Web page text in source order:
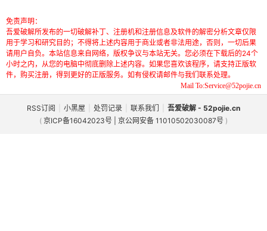
免责声明：
吾爱破解所发布的一切破解补丁、注册机和注册信息及软件的解密分析文章仅限
用于学习和研究目的；不得将上述内容用于商业或者非法用途，否则，一切后果
请用户自负。本站信息来自网络，版权争议与本站无关。您必须在下载后的24个
小时之内，从您的电脑中彻底删除上述内容。如果您喜欢该程序，请支持正版软
件，购买注册，得到更好的正版服务。如有侵权请邮件与我们联系处理。
Mail To:Service@52pojie.cn
RSS订阅 小黑屋 处罚记录 联系我们
吾爱破解 - 52pojie.cn
( 京ICP备16042023号 | 京公网安备 11010502030087号 )